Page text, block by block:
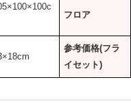
フロア
参考価格(フラ
イセット)